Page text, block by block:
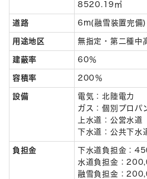
8520.19㎡
道路 6m(融雪装置完備)
用途地区 無指定・第二種中
建蔽率 60％
容積率 200％
設備
電気：北陸電力
ガス：個別プロパ
上水道：公営水道
下水道：公共下水
負担金
下水道負担金：
水道負担金：
融雪負担金：